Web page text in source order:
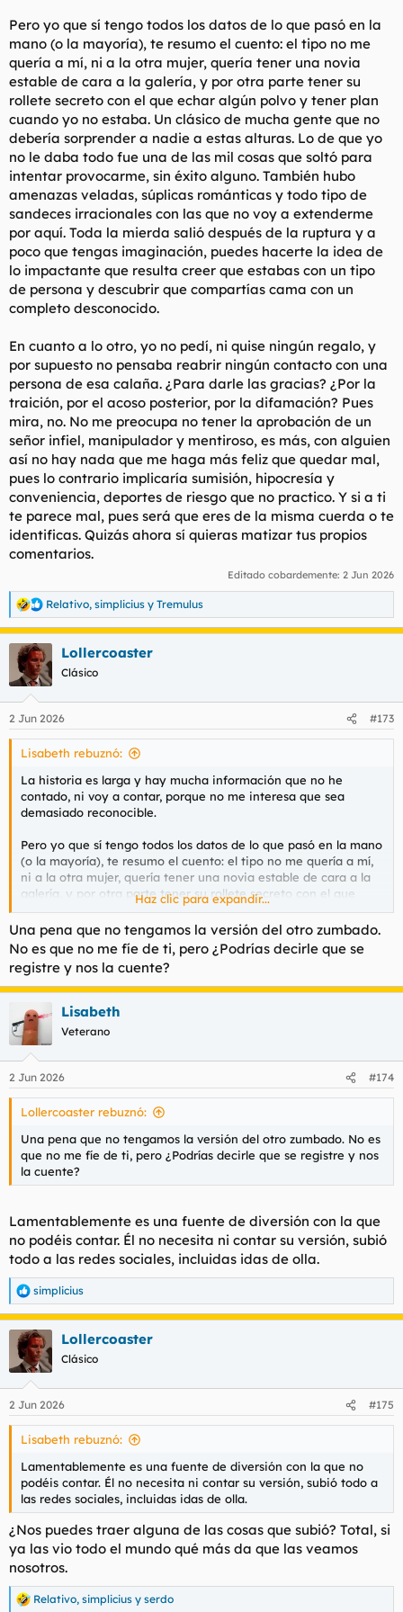
dinero pago cosas
Bien, quizás quiera matizar sus comentarios...
Pero yo que sí tengo todos los datos de lo que pasó en la
mano (o la mayoría), te resumo el cuento: el tipo no me
quería a mí, ni a la otra mujer, quería tener una novia
estable de cara a la galería, y por otra parte tener su
rollete secreto con el que echar algún polvo y tener plan
cuando yo no estaba. Un clásico de mucha gente que no
debería sorprender a nadie a estas alturas. Lo de que yo
no le daba todo fue una de las mil cosas que soltó para
intentar provocarme, sin éxito alguno. También hubo
amenazas veladas, súplicas románticas y todo tipo de
sandeces irracionales con las que no voy a extenderme
por aquí. Toda la mierda salió después de la ruptura y a
poco que tengas imaginación, puedes hacerte la idea de
lo impactante que resulta creer que estabas con un tipo
de persona y descubrir que compartías cama con un
completo desconocido.
En cuanto a lo otro, yo no pedí, ni quise ningún regalo, y
por supuesto no pensaba reabrir ningún contacto con una
persona de esa calaña. ¿Para darle las gracias? ¿Por la
traición, por el acoso posterior, por la difamación? Pues
mira, no. No me preocupa no tener la aprobación de un
señor infiel, manipulador y mentiroso, es más, con alguien
así no hay nada que me haga más feliz que quedar mal,
pues lo contrario implicaría sumisión, hipocresía y
conveniencia, deportes de riesgo que no practico. Y si a ti
te parece mal, pues será que eres de la misma cuerda o te
identificas. Quizás ahora sí quieras matizar tus propios
comentarios.
Editado cobardemente: 2 Jun 2026
R
e
a
c
c
i
e
s
Relativo, simplicius y Tremulus
Lollercoaster
Clásico
2 Jun 2026 #173
Lisabeth rebuznó:
La historia es larga y hay mucha información que no he
contado, ni voy a contar, porque no me interesa que sea
demasiado reconocible.
Pero yo que sí tengo todos los datos de lo que pasó en la mano
(o la mayoría), te resumo el cuento: el tipo no me quería a mí,
ni a la otra mujer, quería tener una novia estable de cara a la
galería, y por otra parte tener su rollete secreto con el que
echar algún polvo y tener plan cuando yo no estaba. Un clásico
de mucha gente que no debería sorprender a nadie a estas
alturas. Lo de que yo no le daba todo fue una de las mil cosas
que soltó para intentar provocarme, sin éxito alguno. También
hubo amenazas veladas, súplicas románticas y todo tipo de
sandeces irracionales con las que no voy a extenderme por
aquí.
En cuanto a lo otro, yo no pedí, ni quise ningún regalo, y por
supuesto no pensaba reabrir ningún contacto con una persona
de esa calaña. ¿Para darle las gracias? ¿Por la traición, por el
acoso posterior, por la difamación? Pues mira, no. No me
preocupa no tener la aprobación de un señor infiel,
manipulador y mentiroso, es más, con alguien así no hay nada
que me haga más feliz que quedar mal, pues lo contrario
implicaría sumisión, hipocresía y conveniencia, deportes de
riesgo que no practico. Y si a ti te parece mal, pues será que
eres de la misma cuerda o te identificas.
Haz clic para expandir...
Una pena que no tengamos la versión del otro zumbado.
No es que no me fíe de ti, pero ¿Podrías decirle que se
registre y nos la cuente?
Lisabeth
Veterano
2 Jun 2026 #174
Lollercoaster rebuznó:
Una pena que no tengamos la versión del otro zumbado. No es
que no me fíe de ti, pero ¿Podrías decirle que se registre y nos
la cuente?
Lamentablemente es una fuente de diversión con la que
no podéis contar. Él no necesita ni contar su versión, subió
todo a las redes sociales, incluidas idas de olla.
R
e
a
c
c
i
e
s
simplicius
Lollercoaster
Clásico
2 Jun 2026 #175
Lisabeth rebuznó:
Lamentablemente es una fuente de diversión con la que no
podéis contar. Él no necesita ni contar su versión, subió todo a
las redes sociales, incluidas idas de olla.
¿Nos puedes traer alguna de las cosas que subió? Total, si
ya las vio todo el mundo qué más da que las veamos
nosotros.
R
Relativo, simplicius y serdo